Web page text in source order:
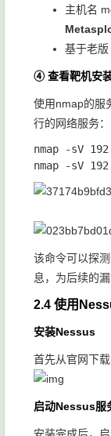
主机名
基于老
④ 查看靶机安
使用nmap的服
行的网络服务：
nmap -sV
该命令可以探
息，为后续的
2.4 使用
安装Nessus
首先从官网下载
启动Nessus服